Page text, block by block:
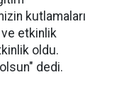
kutlamaları
etkinlik
oldu.
dedi.